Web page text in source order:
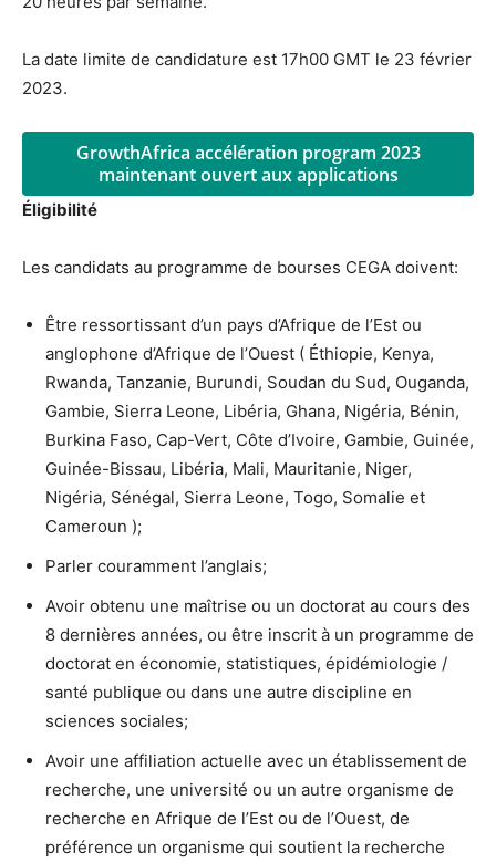
La date limite de candidature est 17h00 GMT le 23 février
2023.
GrowthAfrica accélération program 2023
maintenant ouvert aux applications
Éligibilité
Les candidats au programme de bourses CEGA doivent:
Être ressortissant d’un pays d’Afrique de l’Est ou
anglophone d’Afrique de l’Ouest ( Éthiopie, Kenya,
Rwanda, Tanzanie, Burundi, Soudan du Sud, Ouganda,
Gambie, Sierra Leone, Libéria, Ghana, Nigéria, Bénin,
Burkina Faso, Cap-Vert, Côte d’Ivoire, Gambie, Guinée,
Guinée-Bissau, Libéria, Mali, Mauritanie, Niger,
Nigéria, Sénégal, Sierra Leone, Togo, Somalie et
Cameroun );
Parler couramment l’anglais;
Avoir obtenu une maîtrise ou un doctorat au cours des
8 dernières années, ou être inscrit à un programme de
doctorat en économie, statistiques, épidémiologie /
santé publique ou dans une autre discipline en
sciences sociales;
Avoir une affiliation actuelle avec un établissement de
recherche, une université ou un autre organisme de
recherche en Afrique de l’Est ou de l’Ouest, de
préférence un organisme qui soutient la recherche